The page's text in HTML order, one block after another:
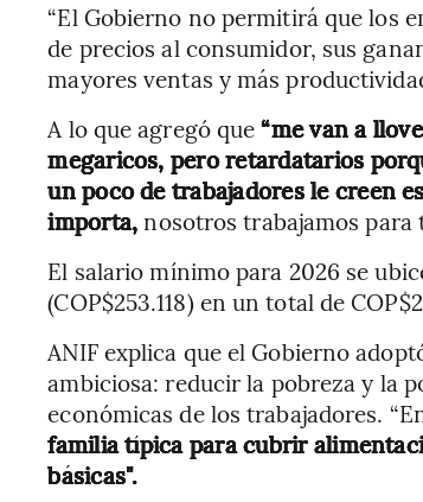
“El Gobierno no permitirá que los
de precios al consumidor, sus
mayores ventas y más
A lo que agregó que“me van a
megaricos, pero retardatarios
un poco de trabajadores le creen
importa,nosotros trabajamos para
El salario mínimo para 2026 se
(COP$253.118) en un total de
ANIF explica que el Gobierno
ambiciosa: reducir la pobreza y la
económicas de los trabajadores.
familia típica para cubrir
básicas".